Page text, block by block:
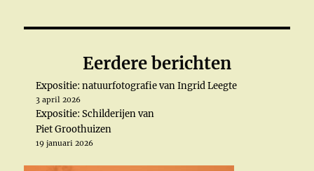
Eerdere berichten
Expositie: natuurfotografie van Ingrid Leegte
3 april 2026
Expositie: Schilderijen van
Piet Groothuizen
19 januari 2026